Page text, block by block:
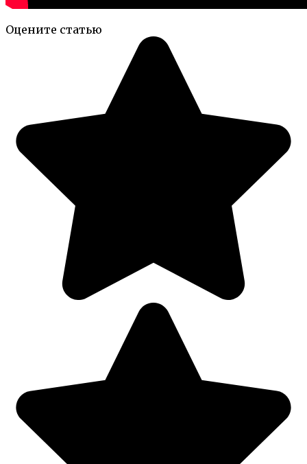
Оцените статью